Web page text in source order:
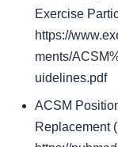
Exercise
https://
ments/
uidelines.pdf
ACSM
Replacement